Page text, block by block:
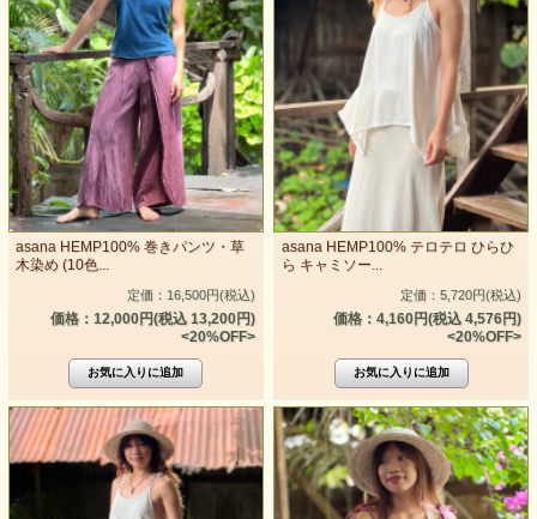
asana HEMP100% 巻きパンツ・草
木染め (10色...
定価：16,500円(税込)
価格：12,000円(税込 13,200円)
<20%OFF>
asana HEMP100% テロテロ ひらひ
ら キャミソー...
定価：5,720円(税込)
価格：4,160円(税込 4,576円)
<20%OFF>